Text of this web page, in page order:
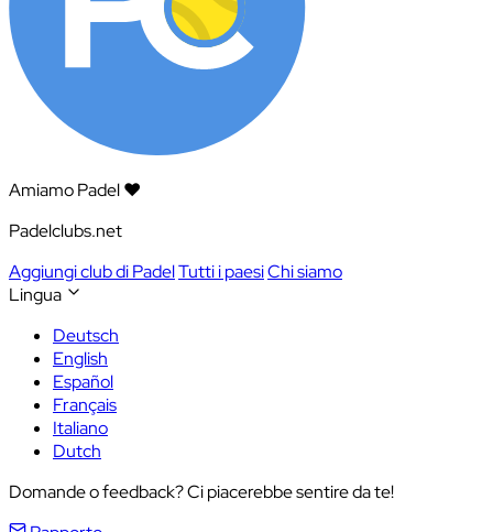
Amiamo Padel ❤️
Padelclubs.net
Aggiungi club di PadelTutti i paesiChi siamo
Lingua
Deutsch
English
Español
Français
Italiano
Dutch
Domande o feedback? Ci piacerebbe sentire da te!